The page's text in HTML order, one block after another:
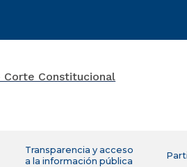
Transparencia y acceso
a la información pública